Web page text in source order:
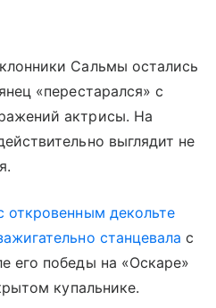
Сальмы остались
«перестарался» с
актрисы. На
выглядит не
откровенным декольте
станцевала с
его победы на «Оскаре»
купальнике.